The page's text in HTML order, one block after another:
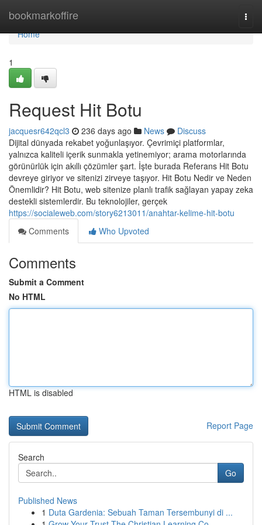
bookmarkoffire
Home
Home
1
Request Hit Botu
jacquesr642qcl3 236 days ago News
Discuss
Dijital dünyada rekabet yoğunlaşıyor. Çevrimiçi platformlar,
yalnızca kaliteli içerik sunmakla yetinemiyor; arama motorlarında
görünürlük için akıllı çözümler şart. İşte burada Referans Hit Botu
devreye giriyor ve sitenizi zirveye taşıyor. Hit Botu Nedir ve Neden
Önemlidir? Hit Botu, web sitenize planlı trafik sağlayan yapay zeka
destekli sistemlerdir. Bu teknolojiler, gerçek
https://socialeweb.com/story6213011/anahtar-kelime-hit-botu
Comments
Who Upvoted
Comments
Submit a Comment
No HTML
HTML is disabled
Report Page
Search
Go
Published News
1 Duta Gardenia: Sebuah Taman Tersembunyi di ...